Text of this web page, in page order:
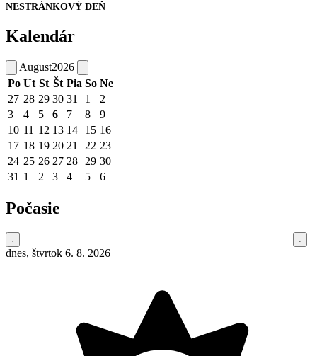
NESTRÁNKOVÝ DEŇ
Kalendár
August2026
Po Ut St Št Pia So Ne
27 28 29 30 31 1
2
3
4 5 6 7 8
9
10 11 12 13 14 15 16
17 18 19 20 21 22 23
24 25 26 27 28 29 30
31 1 2 3 4 5 6
Počasie
dnes, štvrtok 6. 8. 2026